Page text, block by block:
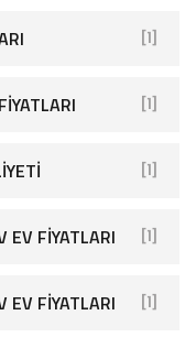
[1]
[1]
[1]
EV FIYATLARI [1]
EV FIYATLARI [1]